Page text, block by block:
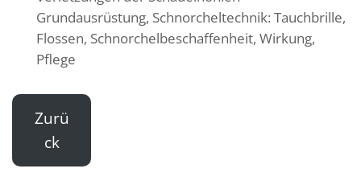
Grundausrüstung, Schnorcheltechnik: Tauchbrille,
Flossen, Schnorchelbeschaffenheit, Wirkung,
Pflege
Zurü
ck